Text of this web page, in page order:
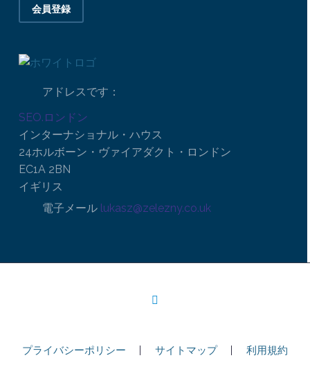
会員登録
アドレスです：
SEO.ロンドン
インターナショナル・ハウス
24ホルボーン・ヴァイアダクト・ロンドン
EC1A 2BN
イギリス
電子メール lukasz@zelezny.co.uk
プライバシーポリシー サイトマップ 利用規約